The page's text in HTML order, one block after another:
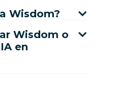
Wisdom?
Wisdom o
en